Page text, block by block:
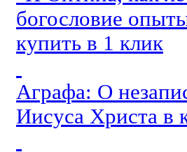
богословие
купить в 1 клик
Аграфа: О
Иисуса Христа в